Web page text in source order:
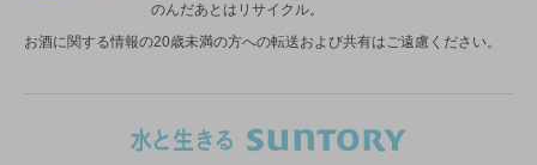
のんだあとはリサイクル。
お酒に関する情報の20歳未満の方への転送および共有はご遠慮ください。